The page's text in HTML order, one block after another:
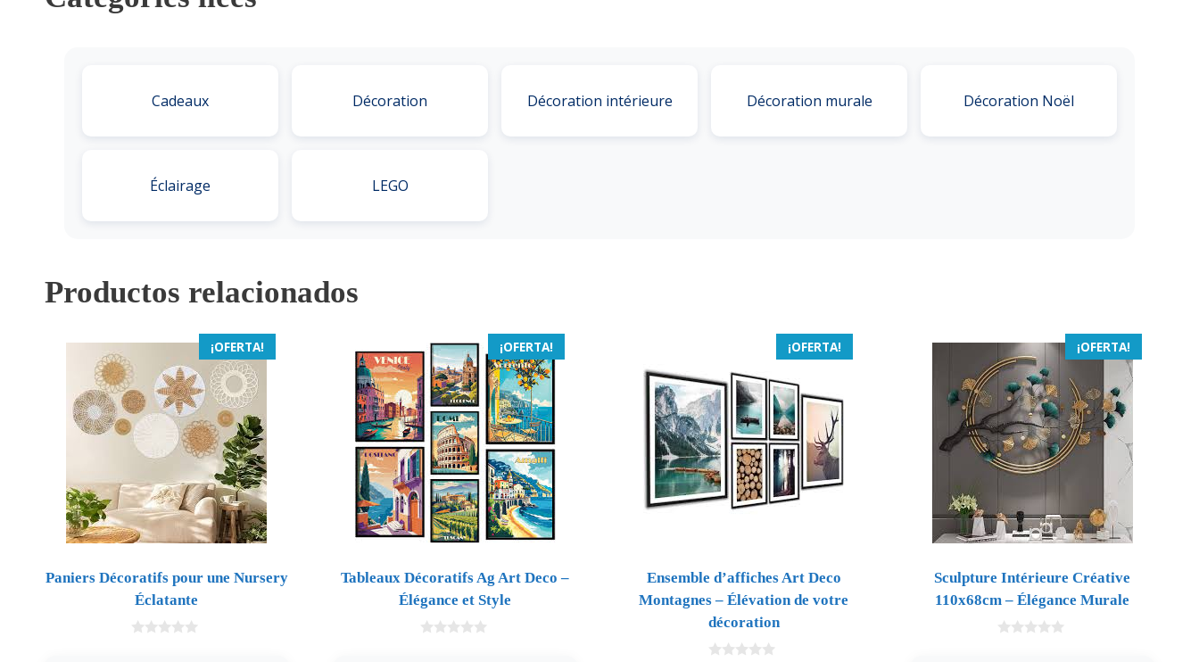
Cadeaux Décoration Décoration intérieure Décoration murale Décoration Noël
Éclairage LEGO
Productos relacionados
¡OFERTA!
Paniers Décoratifs pour une Nursery
Éclatante
¡OFERTA!
Tableaux Décoratifs Ag Art Deco –
Élégance et Style
¡OFERTA!
Ensemble d’affiches Art Deco
Montagnes – Élévation de votre
décoration
¡OFERTA!
Sculpture Intérieure Créative
110x68cm – Élégance Murale